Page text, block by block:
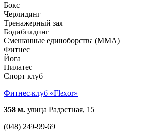
Бокс
Черлидинг
Тренажерный зал
Бодибилдинг
Смешанные единоборства (ММА)
Фитнес
Йога
Пилатес
Спорт клуб
Фитнес-клуб «Flexor»
358 м. улица Радостная, 15
(048) 249-99-69